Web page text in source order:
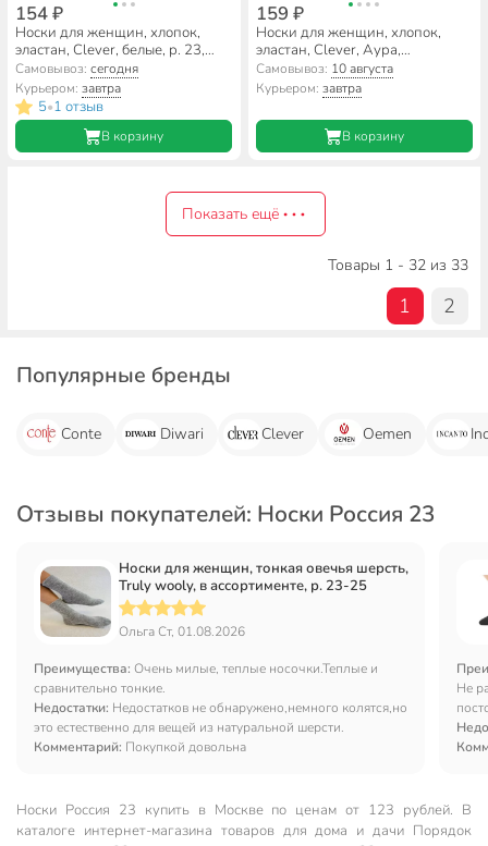
154 ₽
Носки для женщин, хлопок,
эластан, Clever, белые, р. 23,
круиз, Д5655
Самовывоз:сегодня
Курьером:завтра
5•1 отзыв
В корзину
159 ₽
Носки для женщин, хлопок,
эластан, Clever, Аура,
молочные, р. 23, Д2606
Самовывоз: 10 августа
Курьером: завтра
В корзину
Показать ещё
Товары 1 - 32 из 33
1 2
Популярные бренды
Conte Diwari Clever Oemen
Отзывы покупателей: Носки Россия 23
Носки для женщин, тонкая овечья шерсть,
Truly wooly, в ассортименте, р. 23-25
Ольга Ст, 01.08.2026
Преимущества: Очень милые, теплые носочки.Теплые и
сравнительно тонкие.
Недостатки: Недостатков не обнаружено,немного колятся,но
это естественно для вещей из натуральной шерсти.
Комментарий: Покупкой довольна
Не
Носки Россия 23 купить в Москве по ценам от 123 рублей. В
каталоге интернет-магазина товаров для дома и дачи Порядок